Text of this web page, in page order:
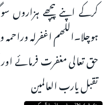
کرکے اپنے پیچھے ہزاروں
ہوچلا۔اللھم اغفرلہ
حق تعالی مغفرت فرمائے
تقبل یارب العالمین